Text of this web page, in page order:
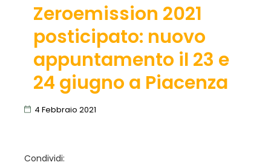
Zeroemission 2021
posticipato: nuovo
appuntamento il 23 e
24 giugno a Piacenza
4 Febbraio 2021
Condividi: